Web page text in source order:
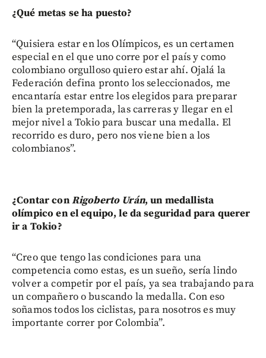
¿Qué metas se ha puesto?
“Quisiera estar en los Olímpicos, es un certamen
especial en el que uno corre por el país y como
colombiano orgulloso quiero estar ahí. Ojalá la
Federación defina pronto los seleccionados, me
encantaría estar entre los elegidos para preparar
bien la pretemporada, las carreras y llegar en el
mejor nivel a Tokio para buscar una medalla. El
recorrido es duro, pero nos viene bien a los
colombianos”.
¿Contar conRigoberto Urán, un medallista
olímpico en el equipo, le da seguridad para querer
ir a Tokio?
“Creo que tengo las condiciones para una
competencia como estas, es un sueño, sería lindo
volver a competir por el país, ya sea trabajando para
un compañero o buscando la medalla. Con eso
soñamos todos los ciclistas, para nosotros es muy
importante correr por Colombia”.